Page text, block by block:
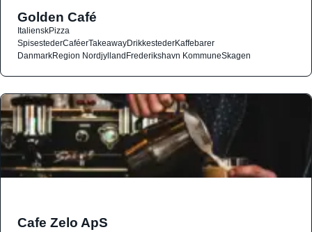
Golden Café
ItalienskPizza
SpisestederCaféerTakeawayDrikkestederKaffebarer
DanmarkRegion NordjyllandFrederikshavn KommuneSkagen
Cafe Zelo ApS